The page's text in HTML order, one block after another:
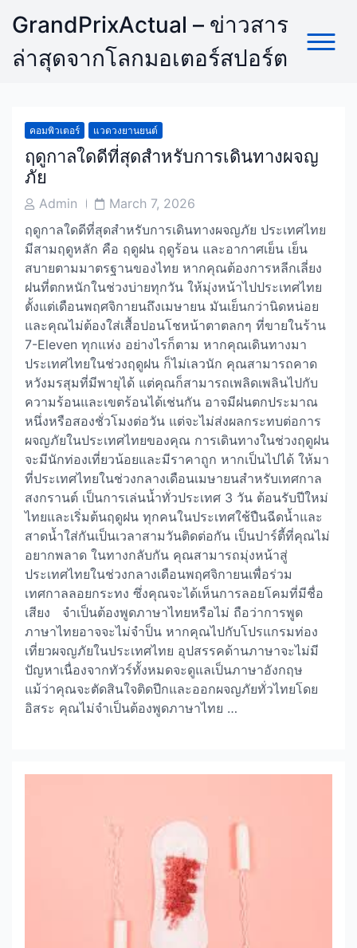
content
GrandPrixActual – ข่าวสาร
ล่าสุดจากโลกมอเตอร์สปอร์ต
คอมพิวเตอร์ แวดวงยานยนต์
ฤดูกาลใดดีที่สุดสำหรับการเดินทางผจญ
ภัย
PostAdmin
PostMarch 7, 2026
ฤดูกาลใดดีที่สุดสำหรับการเดินทางผจญภัย ประเทศไทย
มีสามฤดูหลัก คือ ฤดูฝน ฤดูร้อน และอากาศเย็น เย็น
สบายตามมาตรฐานของไทย หากคุณต้องการหลีกเลี่ยง
ฝนที่ตกหนักในช่วงบ่ายทุกวัน ให้มุ่งหน้าไปประเทศไทย
ตั้งแต่เดือนพฤศจิกายนถึงเมษายน มันเย็นกว่านิดหน่อย
และคุณไม่ต้องใส่เสื้อปอนโชหน้าตาตลกๆ ที่ขายในร้าน
7-Eleven ทุกแห่ง อย่างไรก็ตาม หากคุณเดินทางมา
ประเทศไทยในช่วงฤดูฝน ก็ไม่เลวนัก คุณสามารถคาด
หวังมรสุมที่มีพายุได้ แต่คุณก็สามารถเพลิดเพลินไปกับ
ความร้อนและเขตร้อนได้เช่นกัน อาจมีฝนตกประมาณ
หนึ่งหรือสองชั่วโมงต่อวัน แต่จะไม่ส่งผลกระทบต่อการ
ผจญภัยในประเทศไทยของคุณ การเดินทางในช่วงฤดูฝน
จะมีนักท่องเที่ยวน้อยและมีราคาถูก หากเป็นไปได้ ให้มา
ที่ประเทศไทยในช่วงกลางเดือนเมษายนสำหรับเทศกาล
สงกรานต์ เป็นการเล่นน้ำทั่วประเทศ 3 วัน ต้อนรับปีใหม่
ไทยและเริ่มต้นฤดูฝน ทุกคนในประเทศใช้ปืนฉีดน้ำและ
สาดน้ำใส่กันเป็นเวลาสามวันติดต่อกัน เป็นปาร์ตี้ที่คุณไม่
อยากพลาด ในทางกลับกัน คุณสามารถมุ่งหน้าสู่
ประเทศไทยในช่วงกลางเดือนพฤศจิกายนเพื่อร่วม
เทศกาลลอยกระทง ซึ่งคุณจะได้เห็นการลอยโคมที่มีชื่อ
เสียง จำเป็นต้องพูดภาษาไทยหรือไม่ ถือว่าการพูด
ภาษาไทยอาจจะไม่จำป็น หากคุณไปกับโปรแกรมท่อง
เที่ยวผจญภัยในประเทศไทย อุปสรรคด้านภาษาจะไม่มี
ปัญหาเนื่องจากทัวร์ทั้งหมดจะดูแลเป็นภาษาอังกฤษ
แม้ว่าคุณจะตัดสินใจติดปีกและออกผจญภัยทั่วไทยโดย
อิสระ คุณไม่จำเป็นต้องพูดภาษาไทย …